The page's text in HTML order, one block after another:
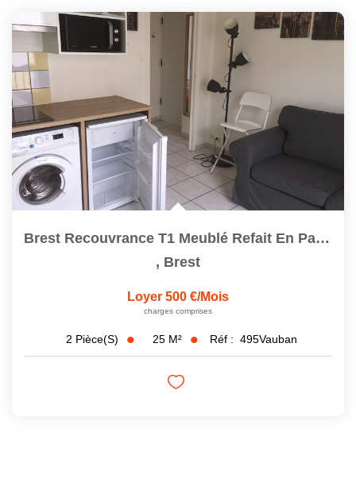
Brest Recouvrance T1 Meublé Refait En Parfait État
, Brest
Loyer 500 €/mois
charges comprises
2 Pièce(s) 25 M² Réf : 495Vauban